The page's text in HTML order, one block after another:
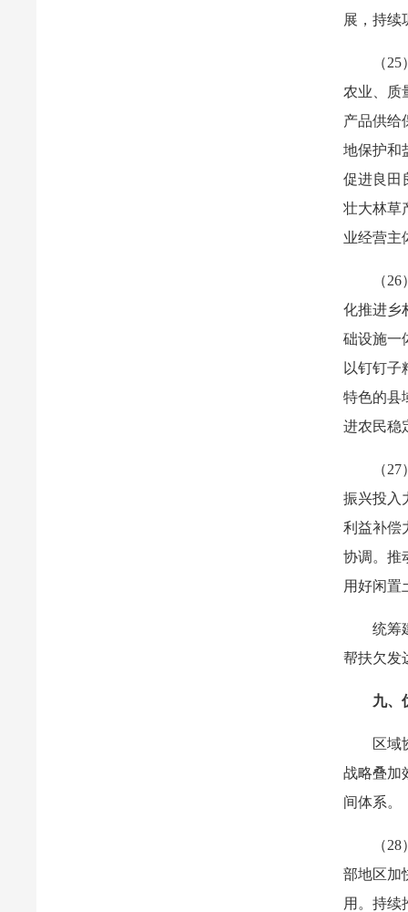
展，持续
（
农业、质
产品供给
地保护和
促进良田
壮大林草
业经营主
（
化推进乡
础设施一
以钉钉子
特色的县
进农民稳
（
振兴投入
利益补偿
协调。推
用好闲置
统筹
帮扶欠发
九、
区域
战略叠加
间体系。
（
部地区加
用。持续